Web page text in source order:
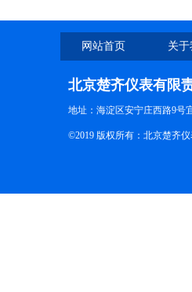
网站首页 关
北京楚齐仪表有限
地址：海淀区安宁庄西路9号
©2019 版权所有：北京楚齐